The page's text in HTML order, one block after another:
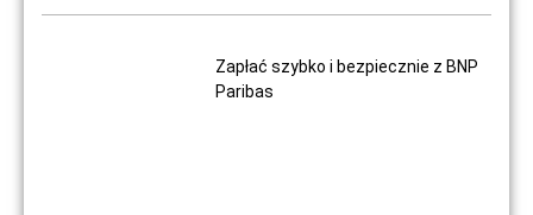
Zapłać szybko i bezpiecznie z BNP
Paribas